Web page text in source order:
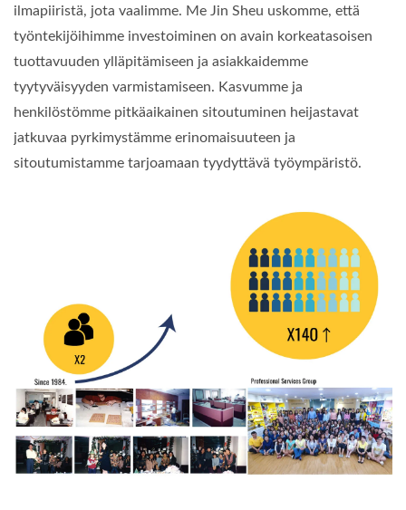
ilmapiiristä, jota vaalimme. Me Jin Sheu uskomme, että
työntekijöihimme investoiminen on avain korkeatasoisen
tuottavuuden ylläpitämiseen ja asiakkaidemme
tyytyväisyyden varmistamiseen. Kasvumme ja
henkilöstömme pitkäaikainen sitoutuminen heijastavat
jatkuvaa pyrkimystämme erinomaisuuteen ja
sitoutumistamme tarjoamaan tyydyttävä työympäristö.